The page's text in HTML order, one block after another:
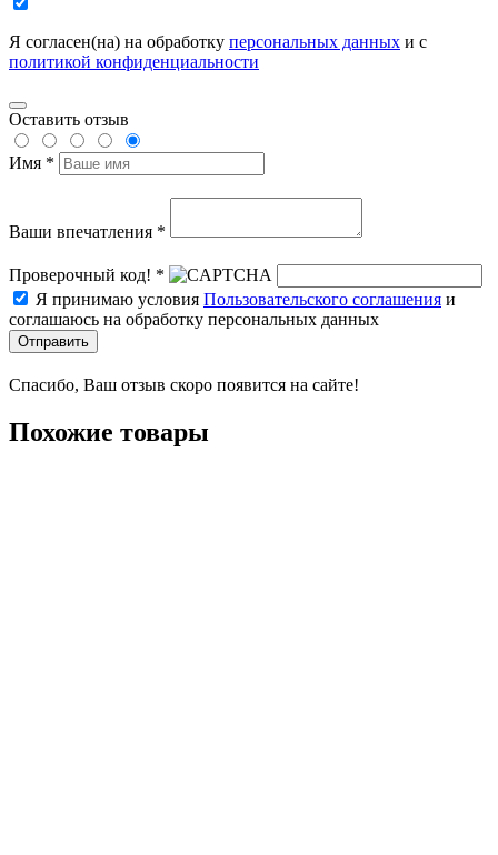
Я согласен(на) на обработку персональных данных и с
политикой конфиденциальности
Оставить отзыв
Имя *
Ваши впечатления *
Проверочный код! *
Я принимаю условия Пользовательского соглашения и
соглашаюсь на обработку персональных данных
Отправить
Спасибо, Ваш отзыв скоро появится на сайте!
Похожие товары